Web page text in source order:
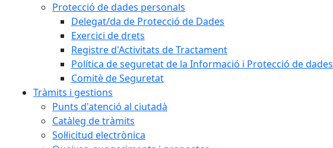
Protecció de dades personals
Delegat/da de Protecció de Dades
Exercici de drets
Registre d'Activitats de Tractament
Política de seguretat de la Informació i Protecció de dades
Comitè de Seguretat
Tràmits i gestions
Punts d'atenció al ciutadà
Catàleg de tràmits
Sol·licitud electrònica